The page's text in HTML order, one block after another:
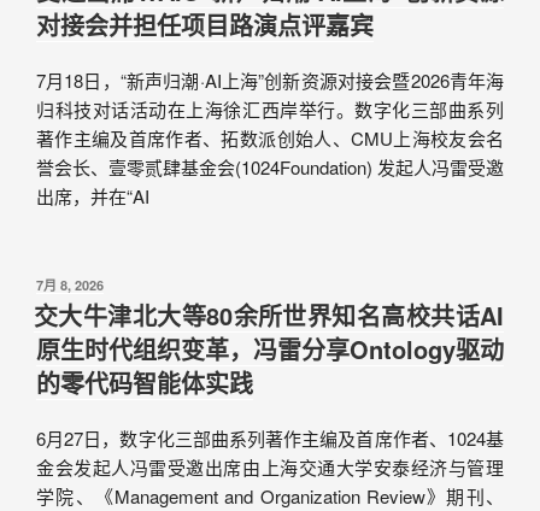
对接会并担任项目路演点评嘉宾
7月18日，“新声归潮·AI上海”创新资源对接会暨2026青年海
归科技对话活动在上海徐汇西岸举行。数字化三部曲系列
著作主编及首席作者、拓数派创始人、CMU上海校友会名
誉会长、壹零贰肆基金会(1024Foundation) 发起人冯雷受邀
出席，并在“AI
7月 8, 2026
交大牛津北大等80余所世界知名高校共话AI
原生时代组织变革，冯雷分享Ontology驱动
的零代码智能体实践
6月27日，数字化三部曲系列著作主编及首席作者、1024基
金会发起人冯雷受邀出席由上海交通大学安泰经济与管理
学院、《Management and Organization Review》期刊、